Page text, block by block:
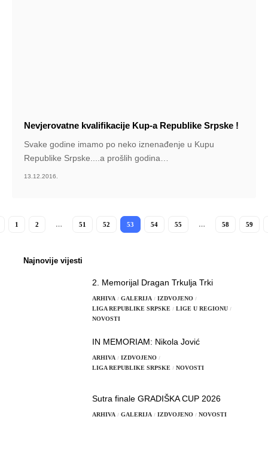
Nevjerovatne kvalifikacije Kup-a Republike Srpske !
Svake godine imamo po neko iznenađenje u Kupu
Republike Srpske....a prošlih godina
13.12.2016.
1 2 … 51 52 53 54 55 … 58 59
Najnovije vijesti
2. Memorijal Dragan Trkulja Trki
ARHIVA GALERIJA
IZDVOJENO
LIGA REPUBLIKE SRPSKE
LIGE U REGIONU
NOVOSTI
IN MEMORIAM: Nikola Jović
ARHIVA
IZDVOJENO
LIGA REPUBLIKE SRPSKE
NOVOSTI
Sutra finale GRADIŠKA CUP 2026
ARHIVA GALERIJA IZDVOJENO NOVOSTI